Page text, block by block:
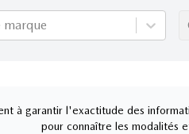
marque
à garantir l'exactitude des
pour connaître les modalités